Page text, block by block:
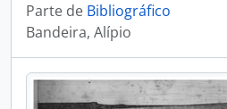
Parte de Bibliográfico
Bandeira, Alípio